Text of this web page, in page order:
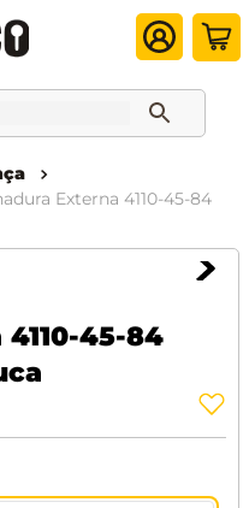
Externa 4110-45-84
45-84